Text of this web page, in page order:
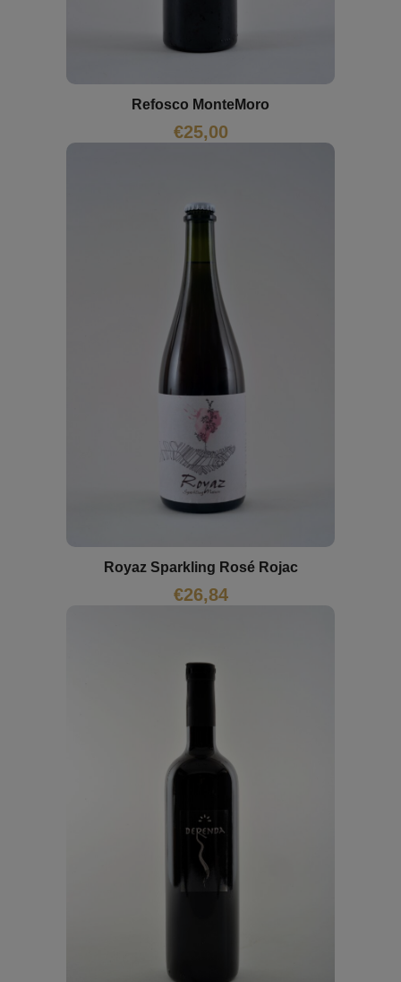
Refosco MonteMoro
€25,00
Royaz Sparkling Rosé Rojac
€26,84